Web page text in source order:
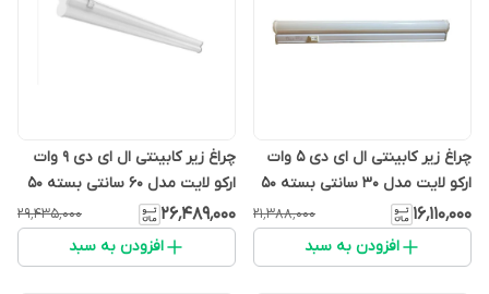
چراغ زیر کابینتی ال ای دی 5 وات
ارکو لایت مدل 30 سانتی بسته 50
تایی
۱۶٬۱۱۰٬۰۰۰ ۲۱٬۳۸۸٬۰۰۰
افزودن به سبد
چراغ زیر کابینتی ال ای دی 9 وات
ارکو لایت مدل 60 سانتی بسته 50
تایی
۲۶٬۴۸۹٬۰۰۰ ۲۹٬۴۳۵٬۰۰۰
افزودن به سبد